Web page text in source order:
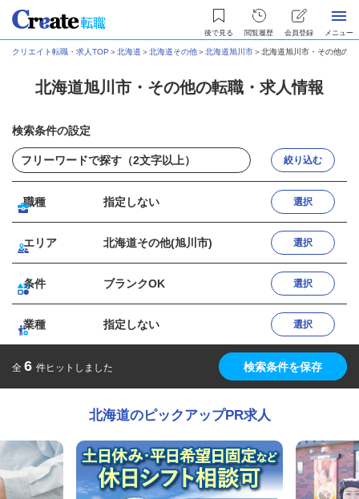
後で見る 閲覧履歴 会員登録 メニュー
クリエイト転職・求人TOP ＞北海道 ＞北海道その他＞北海道旭川市＞北海道旭川市・その他の
北海道旭川市・その他の転職・求人情報
検索条件の設定
絞り込む
職種 指定しない 選択
エリア 北海道その他(旭川市) 選択
条件 ブランクOK 選択
業種 指定しない 選択
全 6 件ヒットしました 検索条件を保存
北海道のピックアップPR求人